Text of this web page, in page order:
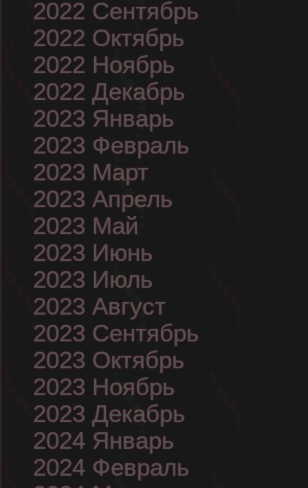
2022 Сентябрь
2022 Октябрь
2022 Ноябрь
2022 Декабрь
2023 Январь
2023 Февраль
2023 Март
2023 Апрель
2023 Май
2023 Июнь
2023 Июль
2023 Август
2023 Сентябрь
2023 Октябрь
2023 Ноябрь
2023 Декабрь
2024 Январь
2024 Февраль